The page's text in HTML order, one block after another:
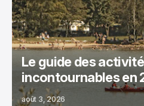
LOISIRS
Le guide des
incontournables en
août 3, 2026